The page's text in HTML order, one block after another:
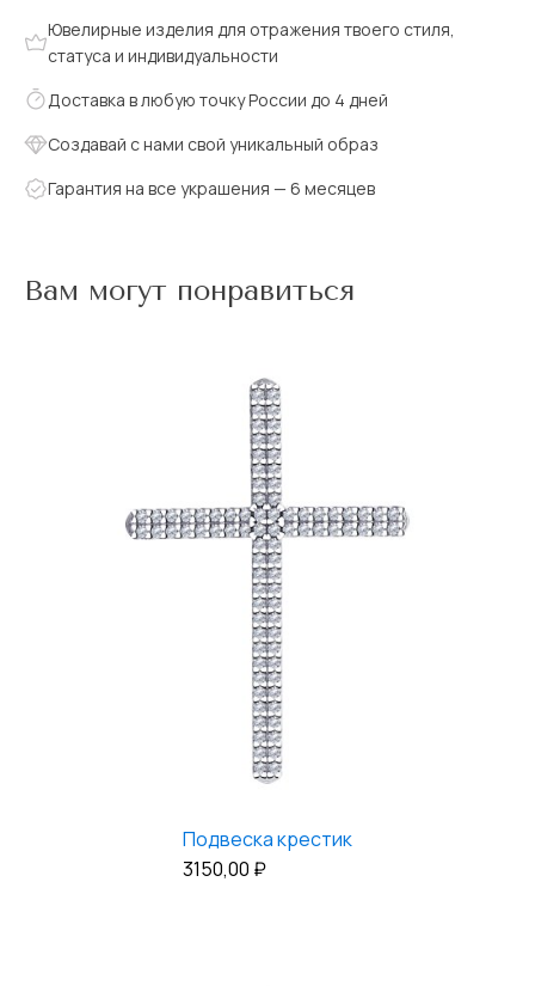
Ювелирные изделия для отражения твоего стиля,
статуса и индивидуальности
Доставка в любую точку России до 4 дней
Создавай с нами свой уникальный образ
Гарантия на все украшения — 6 месяцев
Вам могут понравиться
Подвеска крестик
3150,00 ₽